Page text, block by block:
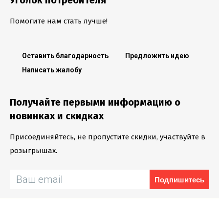
Помогите нам стать лучше!
Оставить благодарность
Предложить идею
Написать жалобу
Получайте первыми информацию о
новинках и скидках
Присоединяйтесь, не пропустите скидки, участвуйте в
розыгрышах.
Подпишитесь